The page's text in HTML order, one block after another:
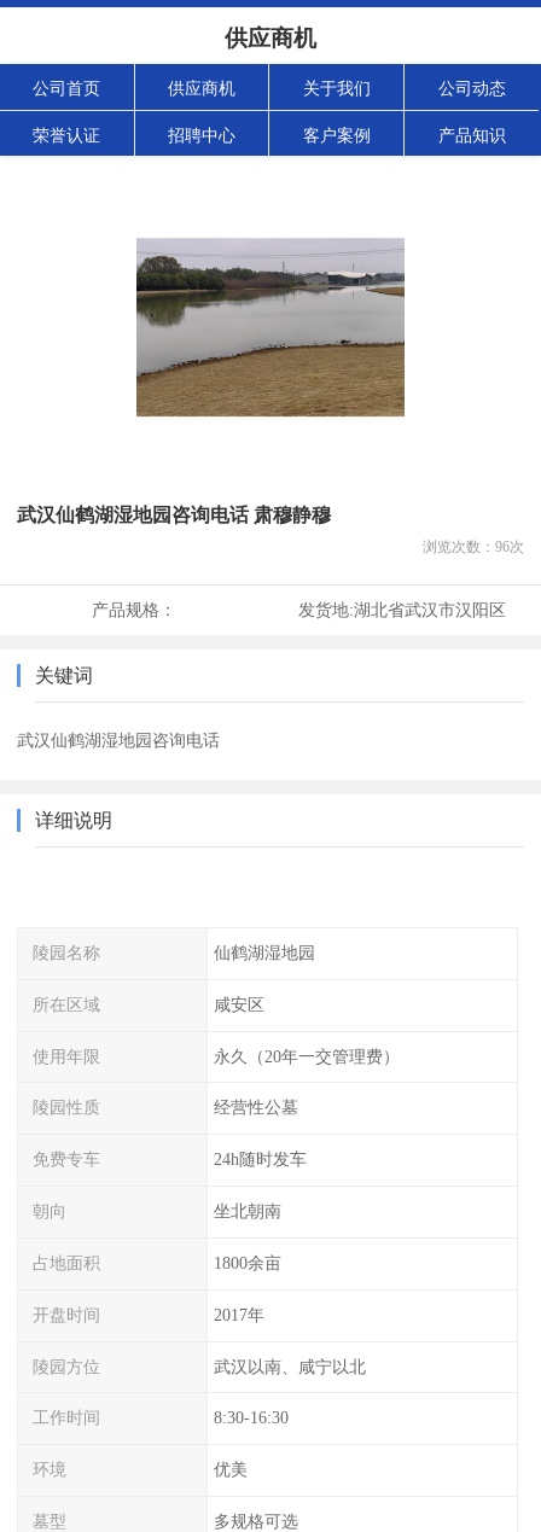
供应商机
公司首页 供应商机 关于我们 公司动态
荣誉认证 招聘中心 客户案例 产品知识
武汉仙鹤湖湿地园咨询电话 肃穆静穆
浏览次数： 96次
产品规格： 发货地:湖北省武汉市汉阳区
关键词
武汉仙鹤湖湿地园咨询电话
详细说明
陵园名称 仙鹤湖湿地园
所在区域 咸安区
使用年限 永久（20年一交管理费）
陵园性质 经营性公墓
免费专车 24h随时发车
朝向 坐北朝南
占地面积 1800余亩
开盘时间 2017年
陵园方位 武汉以南、咸宁以北
工作时间 8:30-16:30
环境 优美
墓型 多规格可选